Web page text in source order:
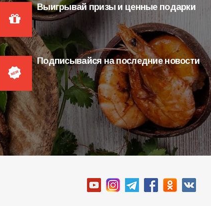
Выигрывай призы и ценные подарки
Подписывайся на последние новости